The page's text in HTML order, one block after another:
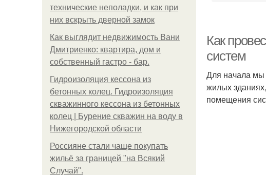
технические неполадки, и как при
них вскрыть дверной замок
Как выглядит недвижимость Вани
Дмитриенко: квартира, дом и
собственный гастро - бар.
Гидроизоляция кессона из
бетонных колец. Гидроизоляция
скважинного кессона из бетонных
колец | Бурение скважин на воду в
Нижегородской области
Россияне стали чаще покупать
жильё за границей "на Всякий
Случай".
Как
систем
Для начала мы
жилых
помещения